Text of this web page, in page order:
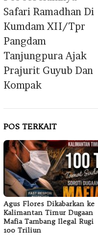
pos
Safari Ramadhan Di
Kumdam XII/Tpr
Pangdam
Tanjungpura Ajak
Prajurit Guyub Dan
Kompak
POS TERKAIT
Agus Flores Dikabarkan ke
Kalimantan Timur Dugaan
Mafia Tambang Ilegal Rugi
100 Triliun